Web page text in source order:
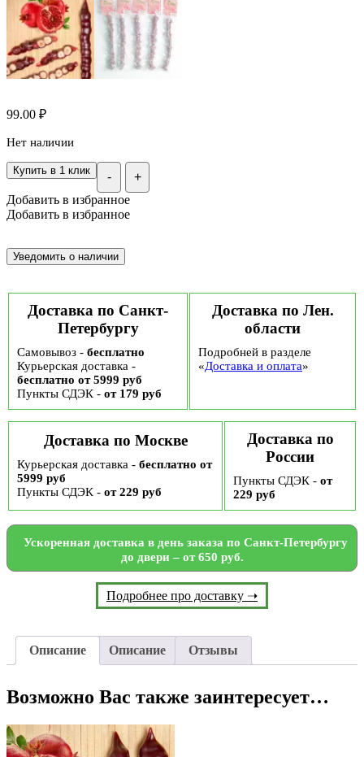
99.00 ₽
Нет наличии
- +
Купить в 1 клик
Добавить в избранное
Добавить в избранное
Доставка по Санкт-
Петербургу
Самовывоз - бесплатно
Курьерская доставка -
бесплатно от 5999 руб
Пункты СДЭК - от 179 руб
Доставка по Лен.
области
Подробней в разделе
«Доставка и оплата»
Доставка по Москве
Курьерская доставка - бесплатно от
5999 руб
Пункты СДЭК - от 229 руб
Доставка по
России
Пункты СДЭК - от
229 руб
Ускоренная доставка в день заказа по Санкт-Петербургу
до двери – от 650 руб.
Подробнее про доставку ➝
Описание Описание Отзывы
Возможно Вас также заинтересует…